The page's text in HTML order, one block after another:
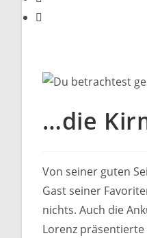
…die
Von seiner guten
Gast seiner
nichts. Auch die
Lorenz